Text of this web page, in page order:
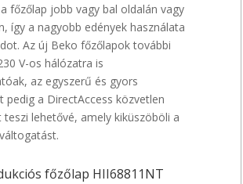
főzőlap jobb vagy bal oldalán vagy
így a nagyobb edények használata
Az új Beko főzőlapok további
V-os hálózatra is
az egyszerű és gyors
pedig a DirectAccess közvetlen
teszi lehetővé, amely kiküszöböli a
főzőlap HII68811NT